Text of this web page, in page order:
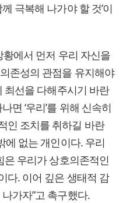
극복해 나가야 할 것’이
황에서 먼저 우리 자신을
존성의 관점을 유지해야
최선을 다해주시기 바란
면 ‘우리’를 위해 신속히
인 조치를 취하길 바란
에 없는 개인이다. 우리
은 우리가 상호의존적인
다. 이어 깊은 생태적 감
가자”고 촉구했다.